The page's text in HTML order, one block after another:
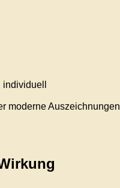
moderne Auszeichnungen